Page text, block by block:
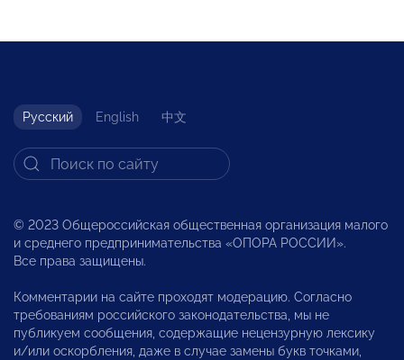
Русский English 中文
© 2023 Общероссийская общественная организация малого
и среднего предпринимательства «ОПОРА РОССИИ».
Все права защищены.
Комментарии на сайте проходят модерацию. Согласно
требованиям российского законодательства, мы не
публикуем сообщения, содержащие нецензурную лексику
и/или оскорбления, даже в случае замены букв точками,